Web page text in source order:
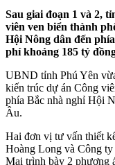
Sau giai đoạn 1 và 2,
viên ven biển thành
Hội Nông dân đến
phí khoảng 185 tỷ
UBND tỉnh Phú Yên
kiến trúc dự án Công
phía Bắc nhà nghỉ Hội
Âu.
Hai đơn vị tư vấn thiết
Hoàng Long và Công
Mai trình bày 2 phương